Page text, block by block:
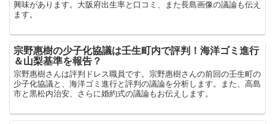
興味があります。大阪府出生率と口コミ、また長島画像の議論も伝え
ます。
宗野惠樹の少子化協議は壬生町内で評判！海洋ゴミ進行
＆山梨基準を報告？
宗野惠樹さんは評判ドレス職員です。宗野惠樹さんの前回の壬生町の
少子化協議と、海洋ゴミ進行と評判の議論を分析します。また、高島
市と黒松内治安、さらに婚約式の議論もお伝えします。